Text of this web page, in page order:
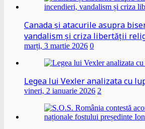
Canada și atacurile asupra
vandalism și criza libertății
marți, 3 martie 2026 0
Legea lui Vexler analizata cu
vineri, 2 ianuarie 2026 2